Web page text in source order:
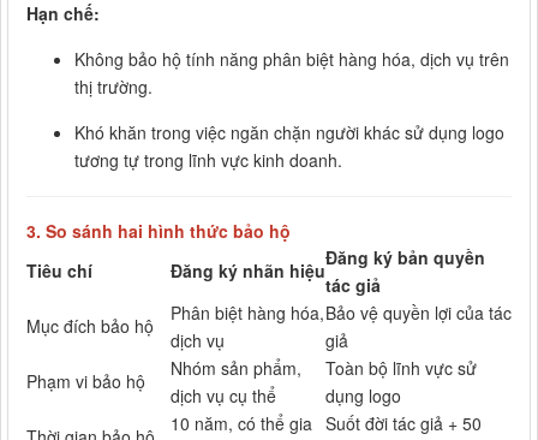
Hạn chế:
Không bảo hộ tính năng phân biệt hàng hóa, dịch vụ trên
thị trường.
Khó khăn trong việc ngăn chặn người khác sử dụng logo
tương tự trong lĩnh vực kinh doanh.
3. So sánh hai hình thức bảo hộ
Tiêu chí
Đăng ký nhãn hiệu
Đăng ký bản quyền
tác giả
Mục đích bảo hộ
Phân biệt hàng hóa,
dịch vụ
Bảo vệ quyền lợi của tác
giả
Phạm vi bảo hộ
Nhóm sản phẩm,
dịch vụ cụ thể
Toàn bộ lĩnh vực sử
dụng logo
10 năm, có thể gia Suốt đời tác giả + 50